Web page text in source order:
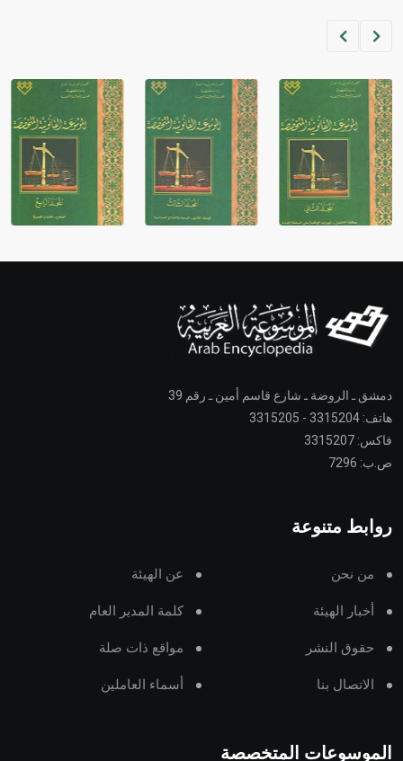
دمشق ـ الروضة ـ شارع قاسم أمين ـ رقم 39
هاتف: 3315204 - 3315205
فاكس: 3315207
ص.ب: 7296
روابط متنوعة
من نحن عن الهيئة
أخبار الهيئة كلمة المدير العام
حقوق النشر مواقع ذات صلة
الاتصال بنا أسماء العاملين
الموسوعات المتخصصة